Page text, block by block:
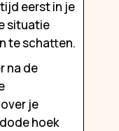
eerst in je
situatie
te schatten.
na de
je
hoek